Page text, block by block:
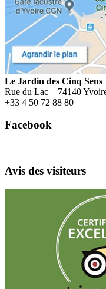
Menu
Le Jardin des Cinq Sens
Rue du Lac – 74140
+33 4 50 72 88 80
Facebook
Avis des visiteurs